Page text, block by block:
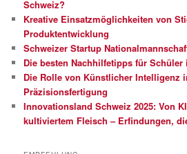
Schweiz?
Kreative Einsatzmöglichkeiten von
Produktentwicklung
Schweizer Startup
Die besten Nachhilfetipps für Schüler
Die Rolle von Künstlicher Intelligenz
Präzisionsfertigung
Innovationsland Schweiz 2025: Von
kultiviertem Fleisch – Erfindungen,